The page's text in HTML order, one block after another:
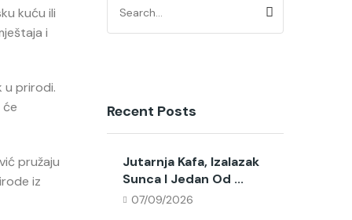
kuću ili
i
u prirodi.
će
pružaju
iz
Recent Posts
Jutarnja Kafa, Izalazak
Sunca I Jedan Od ...
07/09/2026